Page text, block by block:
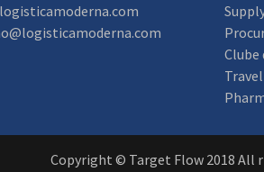
Clube
Copyright © Target Flow 2018 All